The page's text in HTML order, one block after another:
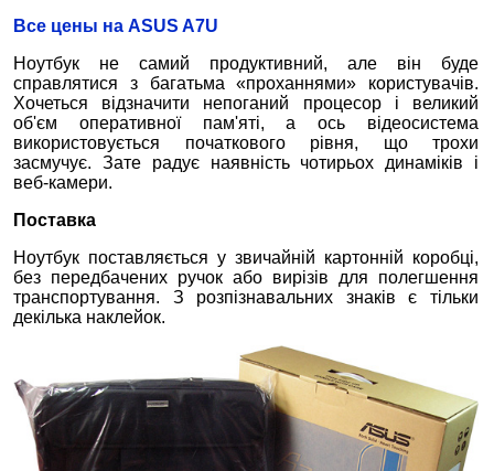
Все цены на ASUS A7U
Ноутбук не самий продуктивний, але він буде
справлятися з багатьма «проханнями» користувачів.
Хочеться відзначити непоганий процесор і великий
об'єм оперативної пам'яті, а ось відеосистема
використовується початкового рівня, що трохи
засмучує. Зате радує наявність чотирьох динаміків і
веб-камери.
Поставка
Ноутбук поставляється у звичайній картонній коробці,
без передбачених ручок або вирізів для полегшення
транспортування. З розпізнавальних знаків є тільки
декілька наклейок.